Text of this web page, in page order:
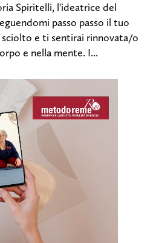
Spiritelli, l'ideatrice del
passo passo il tuo
e ti sentirai rinnovata/o
e nella mente. I...